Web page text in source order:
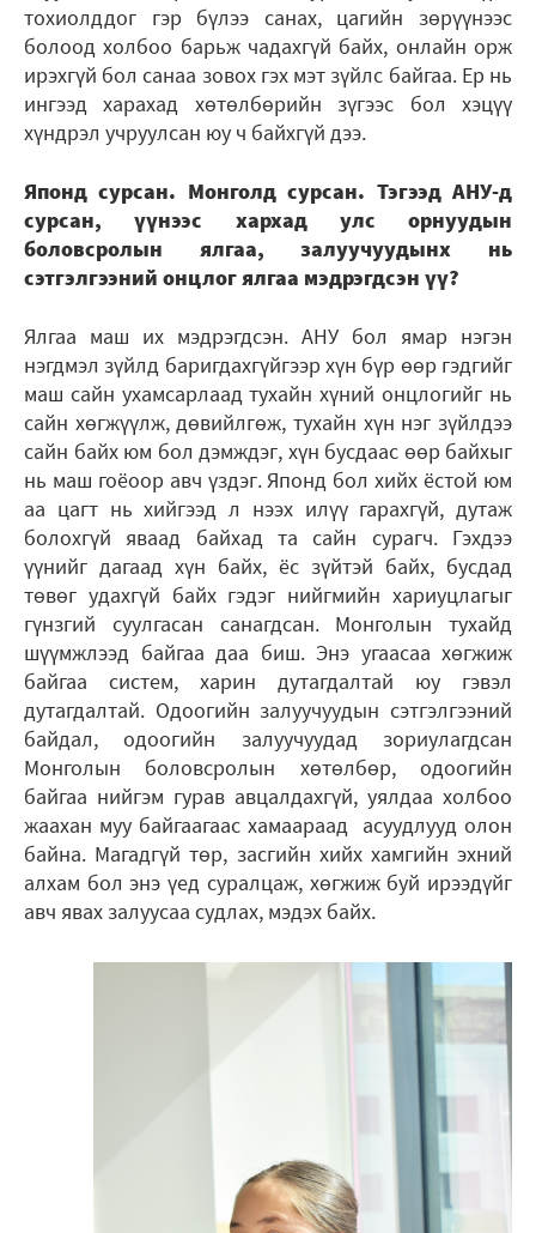
тохиолддог гэр бүлээ санах, цагийн зөрүүнээс
болоод холбоо барьж чадахгүй байх, онлайн орж
ирэхгүй бол санаа зовох гэх мэт зүйлс байгаа. Ер нь
ингээд харахад хөтөлбөрийн зүгээс бол хэцүү
хүндрэл учруулсан юу ч байхгүй дээ.
Японд сурсан. Монголд сурсан. Тэгээд АНУ-д
сурсан, үүнээс хархад улс орнуудын
боловсролын ялгаа, залуучуудынх нь
сэтгэлгээний онцлог ялгаа мэдрэгдсэн үү?
Ялгаа маш их мэдрэгдсэн. АНУ бол ямар нэгэн
нэгдмэл зүйлд баригдахгүйгээр хүн бүр өөр гэдгийг
маш сайн ухамсарлаад тухайн хүний онцлогийг нь
сайн хөгжүүлж, дөвийлгөж, тухайн хүн нэг зүйлдээ
сайн байх юм бол дэмждэг, хүн бусдаас өөр байхыг
нь маш гоёоор авч үздэг. Японд бол хийх ёстой юм
аа цагт нь хийгээд л нээх илүү гарахгүй, дутаж
болохгүй яваад байхад та сайн сурагч. Гэхдээ
үүнийг дагаад хүн байх, ёс зүйтэй байх, бусдад
төвөг удахгүй байх гэдэг нийгмийн хариуцлагыг
гүнзгий суулгасан санагдсан. Монголын тухайд
шүүмжлээд байгаа даа биш. Энэ угаасаа хөгжиж
байгаа систем, харин дутагдалтай юу гэвэл
дутагдалтай. Одоогийн залуучуудын сэтгэлгээний
байдал, одоогийн залуучуудад зориулагдсан
Монголын боловсролын хөтөлбөр, одоогийн
байгаа нийгэм гурав авцалдахгүй, уялдаа холбоо
жаахан муу байгаагаас хамаараад асуудлууд олон
байна. Магадгүй төр, засгийн хийх хамгийн эхний
алхам бол энэ үед суралцаж, хөгжиж буй ирээдүйг
авч явах залуусаа судлах, мэдэх байх.